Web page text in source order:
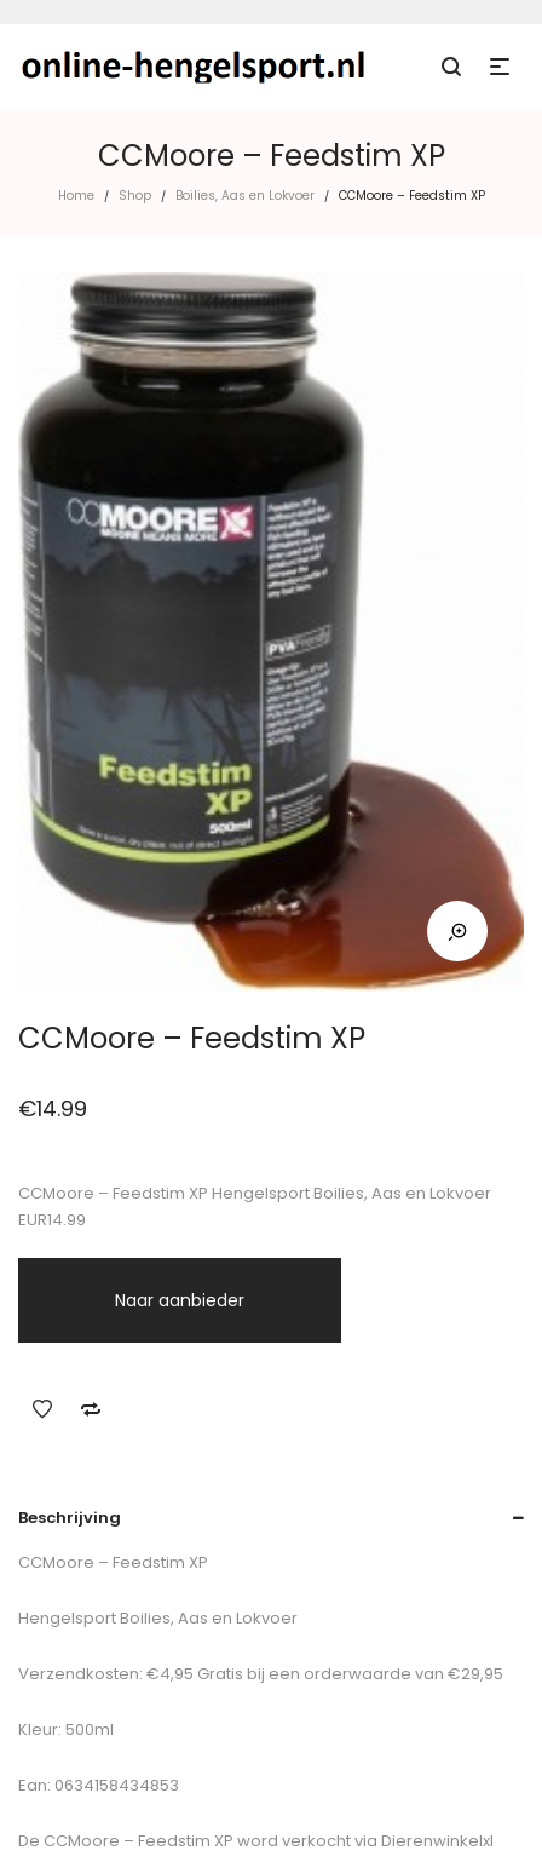
CCMoore – Feedstim XP
Home / Shop / Boilies, Aas en Lokvoer / CCMoore – Feedstim XP
CCMoore – Feedstim XP
€14.99
CCMoore – Feedstim XP Hengelsport Boilies, Aas en Lokvoer
EUR14.99
Naar aanbieder
Beschrijving
CCMoore – Feedstim XP
Hengelsport Boilies, Aas en Lokvoer
Verzendkosten: €4,95 Gratis bij een orderwaarde van €29,95
Kleur: 500ml
Ean: 0634158434853
De CCMoore – Feedstim XP word verkocht via Dierenwinkelxl